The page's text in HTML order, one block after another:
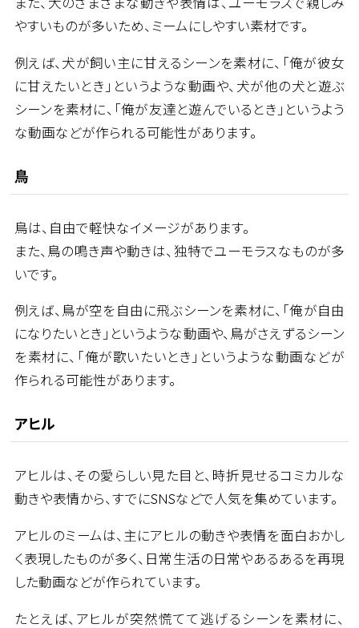
やすいものが多いため、ミームにしやすい素材です。
例えば、犬が飼い主に甘えるシーンを素材に、「俺が彼女
に甘えたいとき」というような動画や、犬が他の犬と遊ぶ
シーンを素材に、「俺が友達と遊んでいるとき」というよう
な動画などが作られる可能性があります。
鳥
鳥は、自由で軽快なイメージがあります。
また、鳥の鳴き声や動きは、独特でユーモラスなものが多
いです。
例えば、鳥が空を自由に飛ぶシーンを素材に、「俺が自由
になりたいとき」というような動画や、鳥がさえずるシーン
を素材に、「俺が歌いたいとき」というような動画などが
作られる可能性があります。
アヒル
アヒルは、その愛らしい見た目と、時折見せるコミカルな
動きや表情から、すでにSNSなどで人気を集めています。
アヒルのミームは、主にアヒルの動きや表情を面白おかし
く表現したものが多く、日常生活の日常やあるあるを再現
した動画などが作られています。
たとえば、アヒルが突然慌てて逃げるシーンを素材に、